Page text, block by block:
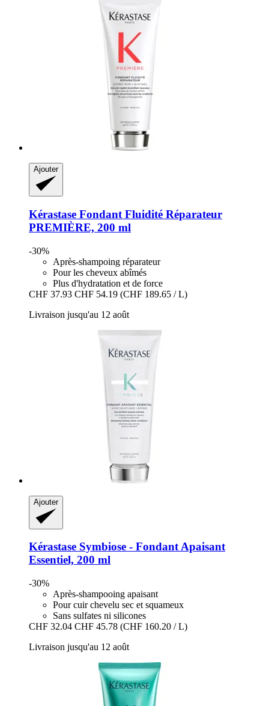
Ajouter
Kérastase Fondant Fluidité Réparateur
PREMIÈRE, 200 ml
-30%
Après-shampoing réparateur
Pour les cheveux abîmés
Plus d'hydratation et de force
CHF 37.93 CHF 54.19 (CHF 189.65 / L)
Livraison jusqu'au 12 août
Ajouter
Kérastase Symbiose -​ Fondant Apaisant
Essentiel, 200 ml
-30%
Après-shampooing apaisant
Pour cuir chevelu sec et squameux
Sans sulfates ni silicones
CHF 32.04 CHF 45.78 (CHF 160.20 / L)
Livraison jusqu'au 12 août